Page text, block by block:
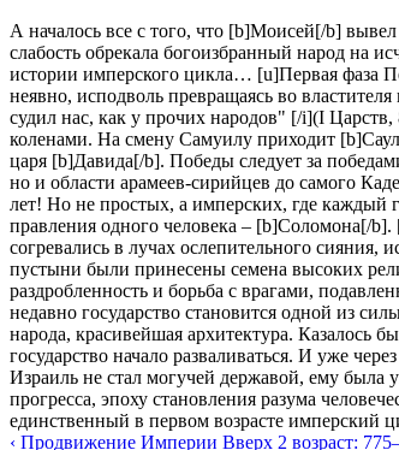
А началось все с того, что [b]Моисей[/b]
слабость обрекала богоизбранный народ на
истории имперского цикла… [u]Первая фаза
неявно, исподволь превращаясь во
судил нас, как у прочих народов" [/i](I
коленами. На смену Самуилу приходит
царя [b]Давида[/b]. Победы следует за
но и области арамеев-сирийцев до самого
лет! Но не простых, а имперских, где каждый
правления одного человека – [b]Соломона[/b].
согревались в лучах ослепительного
пустыни были принесены семена высоких
раздробленность и борьба с врагами,
недавно государство становится одной из
народа, красивейшая архитектура. Казалось
государство начало разваливаться. И уже
Израиль не стал могучей державой, ему была
прогресса, эпоху становления разума
единственный в первом возрасте имперский
‹ Продвижение Империи Вверх 2 возраст: